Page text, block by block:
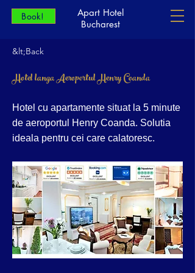
Apart Hotel
Bucharest
Book!
&lt;Back
Hotel langa Aeroportul Henry Coanda
Hotel cu apartamente situat la 5 minute
de aeroportul Henry Coanda. Solutia
ideala pentru cei care calatoresc.